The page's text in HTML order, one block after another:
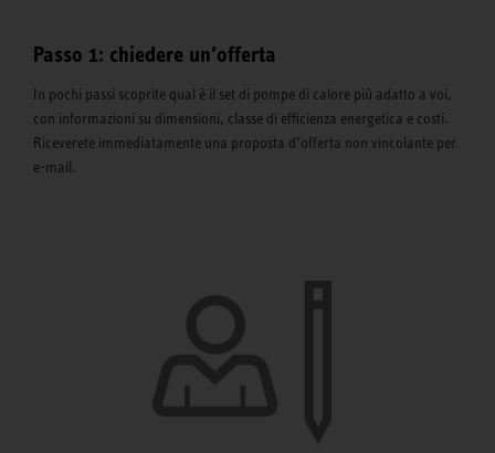
Passo 1: chiedere un’offerta
In pochi passi scoprite qual è il set di pompe di calore più adatto a voi,
con informazioni su dimensioni, classe di efficienza energetica e costi.
Riceverete immediatamente una proposta d’offerta non vincolante per
e-mail.